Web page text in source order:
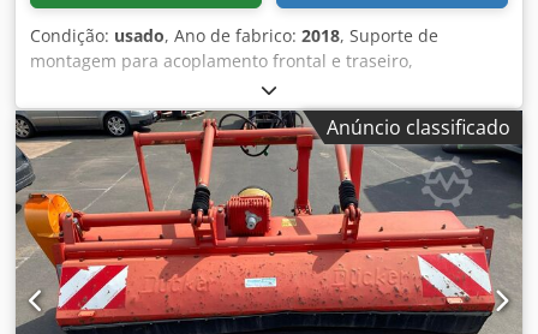
Condição: usado, Ano de fabrico: 2018, Suporte de
montagem para acoplamento frontal e traseiro,
deslocamento lateral hidráulico / rolo de apoio, contra-
lâmina, pintura especial em preto, patins deslizantes,
cardan. Csdjual S Ujpfx Ag Ssrf
Anúncio classificado